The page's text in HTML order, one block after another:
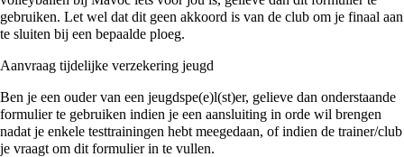
gebruiken. Let wel dat dit geen akkoord is van de club om je finaal aan
te sluiten bij een bepaalde ploeg.
Aanvraag tijdelijke verzekering jeugd
Ben je een ouder van een jeugdspe(e)l(st)er, gelieve dan onderstaande
formulier te gebruiken indien je een aansluiting in orde wil brengen
nadat je enkele testtrainingen hebt meegedaan, of indien de trainer/club
je vraagt om dit formulier in te vullen.